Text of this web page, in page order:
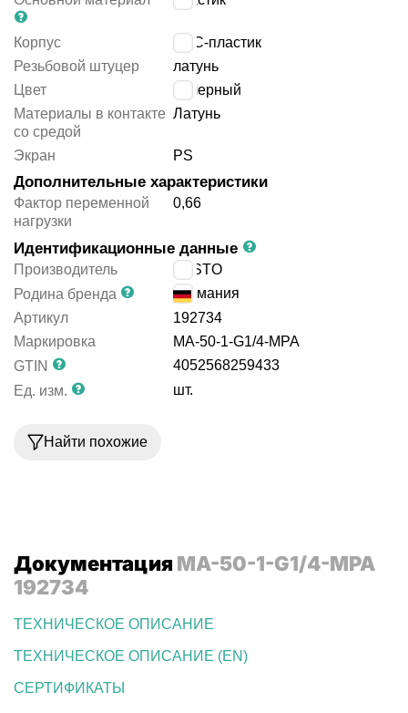
Корпус
АБС-пластик
Резьбовой штуцер
латунь
Цвет
черный
Материалы в контакте
со средой
Латунь
Экран PS
Дополнительные характеристики
Фактор переменной
нагрузки
0,66
Идентификационные данные
Производитель
FESTO
Родина бренда
Германия
Артикул
192734
Маркировка
MA-50-1-G1/4-MPA
GTIN
4052568259433
Ед. изм.
шт.
Найти похожие
Документация MA-50-1-G1/4-MPA
192734
ТЕХНИЧЕСКОЕ ОПИСАНИЕ
ТЕХНИЧЕСКОЕ ОПИСАНИЕ (EN)
СЕРТИФИКАТЫ